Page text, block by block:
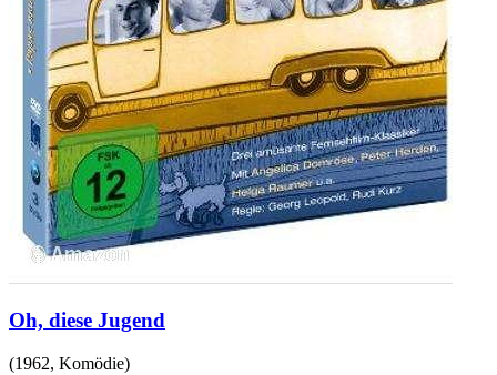
Oh, diese Jugend
(1962, Komödie)